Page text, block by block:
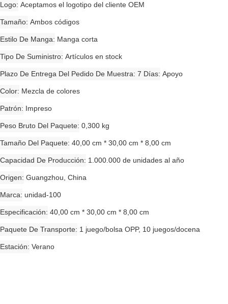
Logo Aceptamos el logotipo del cliente OEM
Tamaño Ambos códigos
Estilo De Manga Manga corta
Tipo De Suministro Artículos en stock
Plazo De Entrega Del Pedido De Muestra: 7 Días Apoyo
Color Mezcla de colores
Patrón Impreso
Peso Bruto Del Paquete 0,300 kg
Tamaño Del Paquete 40,00 cm * 30,00 cm * 8,00 cm
Capacidad De Producción 1.000.000 de unidades al año
Origen Guangzhou, China
Marca unidad-100
Especificación 40,00 cm * 30,00 cm * 8,00 cm
Paquete De Transporte 1 juego/bolsa OPP, 10 juegos/docena
Estación Verano